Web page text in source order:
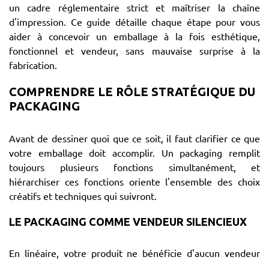
un cadre réglementaire strict et maîtriser la chaîne
d'impression. Ce guide détaille chaque étape pour vous
aider à concevoir un emballage à la fois esthétique,
fonctionnel et vendeur, sans mauvaise surprise à la
fabrication.
COMPRENDRE LE RÔLE STRATÉGIQUE DU
PACKAGING
Avant de dessiner quoi que ce soit, il faut clarifier ce que
votre emballage doit accomplir. Un packaging remplit
toujours plusieurs fonctions simultanément, et
hiérarchiser ces fonctions oriente l'ensemble des choix
créatifs et techniques qui suivront.
LE PACKAGING COMME VENDEUR SILENCIEUX
En linéaire, votre produit ne bénéficie d'aucun vendeur